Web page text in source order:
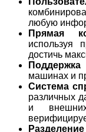
любую
Прямая
используя
достичь
машинах и
Система
различных
и